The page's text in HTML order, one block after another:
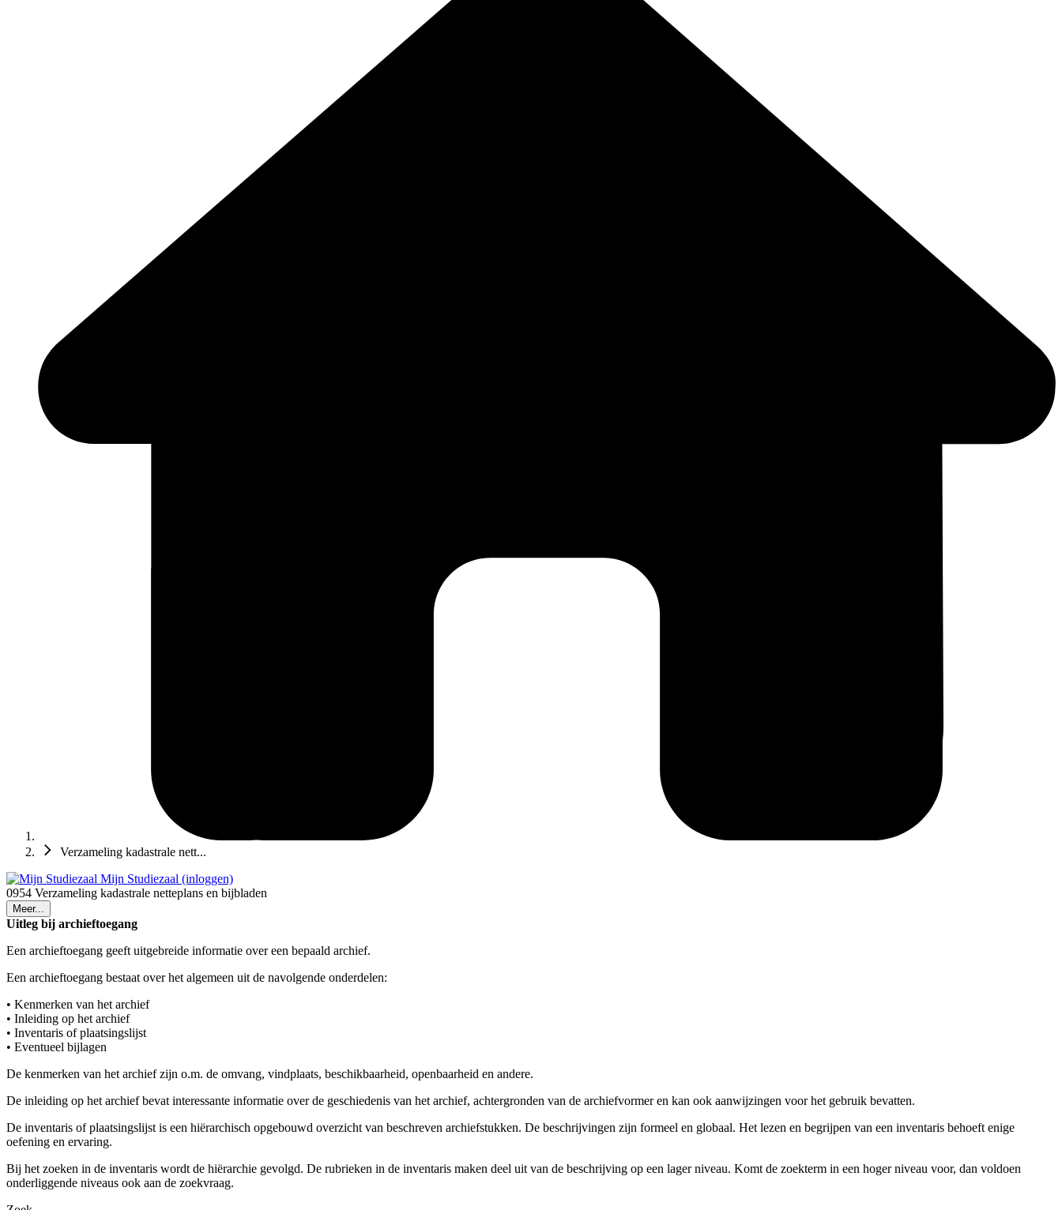
Verzameling kadastrale nett...
Mijn Studiezaal (inloggen)
0954 Verzameling kadastrale netteplans en bijbladen
Meer...
Uitleg bij archieftoegang
Een archieftoegang geeft uitgebreide informatie over een bepaald archief.
Een archieftoegang bestaat over het algemeen uit de navolgende onderdelen:
• Kenmerken van het archief
• Inleiding op het archief
• Inventaris of plaatsingslijst
• Eventueel bijlagen
De kenmerken van het archief zijn o.m. de omvang, vindplaats, beschikbaarheid, openbaarheid en andere.
De inleiding op het archief bevat interessante informatie over de geschiedenis van het archief, achtergronden van de archiefvormer en kan ook aanwijzingen voor het gebruik bevatten.
De inventaris of plaatsingslijst is een hiërarchisch opgebouwd overzicht van beschreven archiefstukken. De beschrijvingen zijn formeel en globaal. Het lezen en begrijpen van een inventaris behoeft enige
oefening en ervaring.
Bij het zoeken in de inventaris wordt de hiërarchie gevolgd. De rubrieken in de inventaris maken deel uit van de beschrijving op een lager niveau. Komt de zoekterm in een hoger niveau voor, dan voldoen
onderliggende niveaus ook aan de zoekvraag.